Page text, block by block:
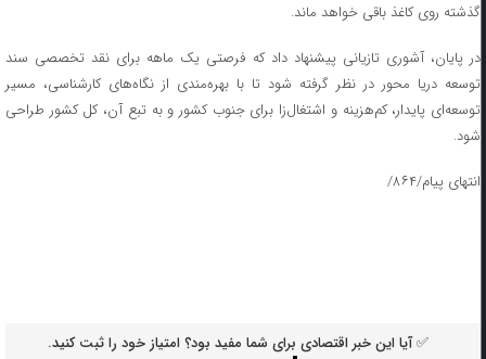
گذشته روی کاغذ باقی خواهد ماند.
در پایان، آشوری تازیانی پیشنهاد داد که فرصتی یک ماهه برای نقد تخصصی سند
توسعه دریا محور در نظر گرفته شود تا با بهره‌مندی از نگاه‌های کارشناسی، مسیر
توسعه‌ای پایدار، کم‌هزینه و اشتغال‌زا برای جنوب کشور و به تبع آن، کل کشور طراحی
شود.
انتهای پیام/۸۶۴/
✅ آیا این خبر اقتصادی برای شما مفید بود؟ امتیاز خود را ثبت کنید.